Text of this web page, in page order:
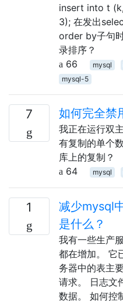
insert into t
3); 在发出
order by子句
录排序？
66
mysql
mysql-5
7 如何完全禁
我正在运行双
有复制的单个
库上的复制？
64
mysql
1
减少mysql
是什么？
我有一些生产
都在增加。 它
务器中的表主
请求。 日志文
数据。 如何控